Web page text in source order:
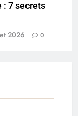
: 7 secrets
2026 0